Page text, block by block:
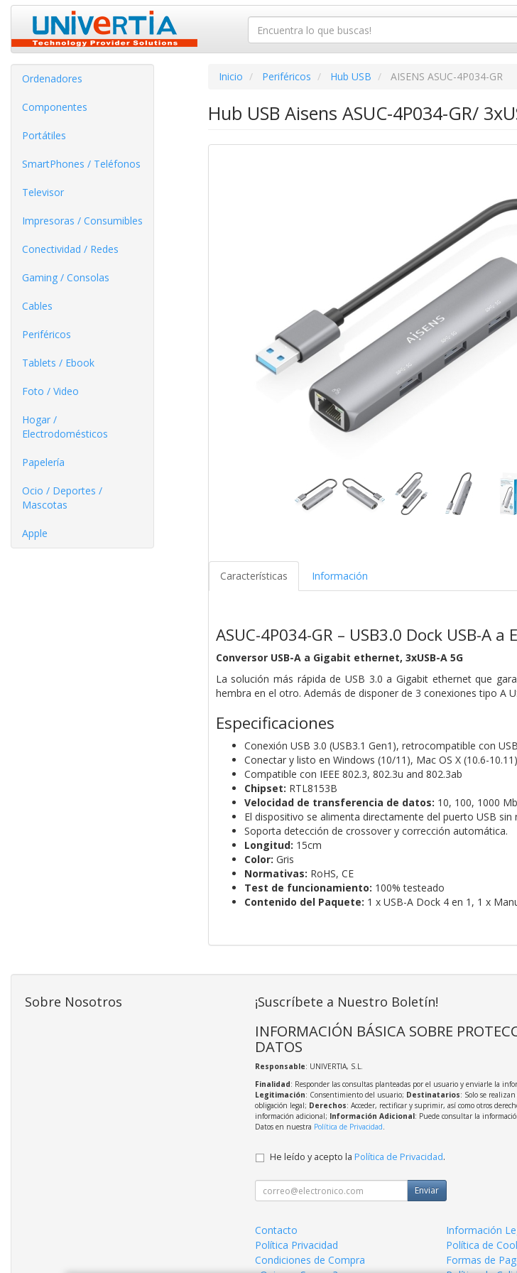
Ordenadores
Componentes
Portátiles
SmartPhones / Teléfonos
Televisor
Impresoras / Consumibles
Conectividad / Redes
Gaming / Consolas
Cables
Periféricos
Tablets / Ebook
Foto / Video
Hogar /
Electrodomésticos
Papelería
Ocio / Deportes /
Mascotas
Apple
Inicio Periféricos Hub USB AISENS ASUC-4P034-GR
Hub USB Aisens ASUC-4P034-GR/
Características Información
ASUC-4P034-GR – USB3.0 Dock USB-A
Conversor USB-A a Gigabit ethernet, 3xUSB-A 5G
La solución más rápida de USB 3.0 a Gigabit ethernet que
hembra en el otro. Además de disponer de 3 conexiones tipo A
Especificaciones
Conexión USB 3.0 (USB3.1 Gen1), retrocompatible con
Conectar y listo en Windows (10/11), Mac OS X (10.6-
Compatible con IEEE 802.3, 802.3u and 802.3ab
Chipset: RTL8153B
Velocidad de transferencia de datos: 10, 100, 1000
El dispositivo se alimenta directamente del puerto USB
Soporta detección de crossover y corrección automática.
Longitud: 15cm
Color: Gris
Normativas: RoHS, CE
Test de funcionamiento: 100% testeado
Contenido del Paquete: 1 x USB-A Dock 4 en 1, 1 x
Sobre Nosotros ¡Suscríbete a Nuestro Boletín!
INFORMACIÓN BÁSICA SOBRE
DATOS
Responsable: UNIVERTIA, S.L.
Finalidad: Responder las consultas planteadas por el usuario y enviarle la
Legitimación: Consentimiento del usuario; Destinatarios: Solo se
obligación legal; Derechos: Acceder, rectificar y suprimir, así como otros
información adicional; Información Adicional: Puede consultar la
Datos en nuestra Política de Privacidad.
He leído y acepto la Política de Privacidad.
Enviar
Contacto
Información
Política Privacidad
Política de
Condiciones de Compra
Formas de